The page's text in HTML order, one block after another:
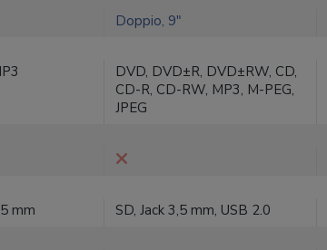
Doppio, 9"
DVD, DVD±R, DVD±RW, CD,
CD-R, CD-RW, MP3, M-PEG,
JPEG
mm SD, Jack 3,5 mm, USB 2.0